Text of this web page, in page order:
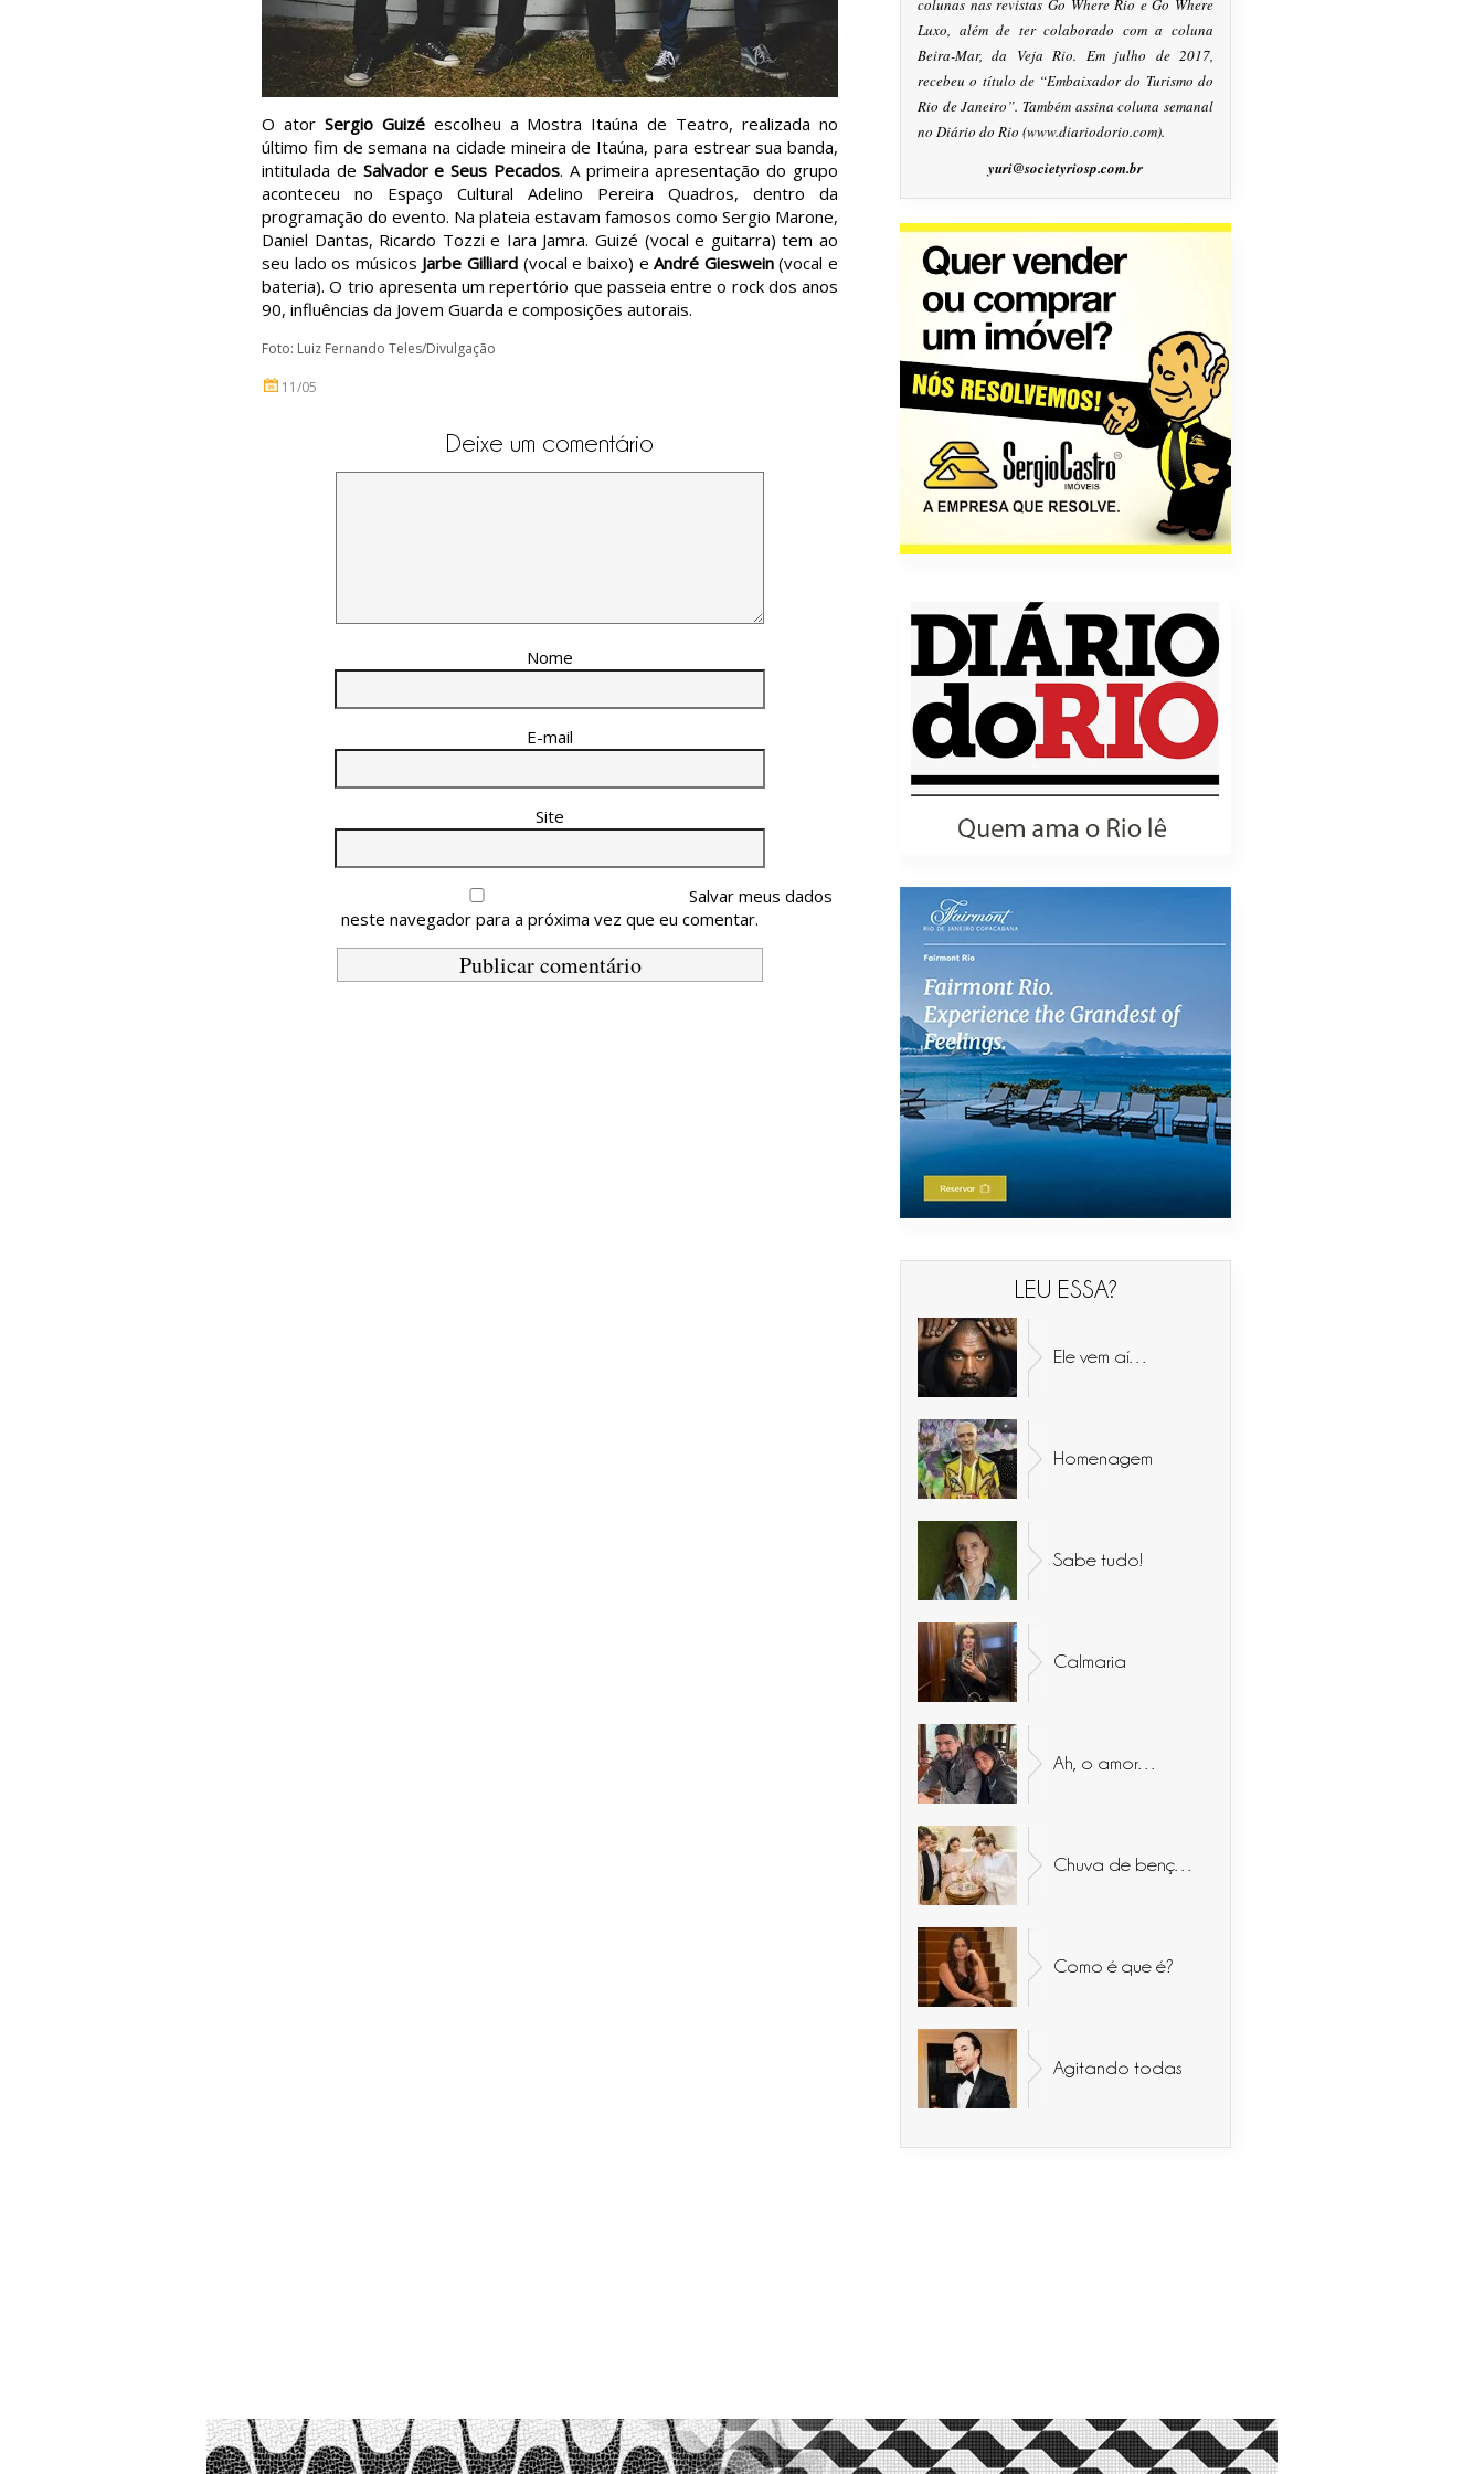
O ator Sergio Guizéescolheu a Mostra Itaúna de Teatro, realizada no
último fim de semana na cidade mineira de Itaúna, para estrear sua banda,
intitulada de Salvador e Seus Pecados. A primeira apresentação do grupo
aconteceu no Espaço Cultural Adelino Pereira Quadros, dentro da
programação do evento. Na plateia estavam famosos como Sergio Marone,
Daniel Dantas, Ricardo Tozzi e Iara Jamra. Guizé (vocal e guitarra) tem ao
seu lado os músicos Jarbe Gilliard (vocal e baixo) eAndré Gieswein(vocal e
bateria). O trio apresenta um repertório que passeia entre o rock dos anos
90, influências da Jovem Guarda e composições autorais.
Foto: Luiz Fernando Teles/Divulgação
11/05
Deixe um comentário
Nome
E-mail
Site
Salvar meus dados
neste navegador para a próxima vez que eu comentar.
colunas nas revistas Go Where Rio e Go Where
Luxo, além de ter colaborado com a coluna
Beira-Mar, da Veja Rio. Em julho de 2017,
recebeu o título de “Embaixador do Turismo do
Rio de Janeiro”. Também assina coluna semanal
no Diário do Rio (www.diariodorio.com).
yuri@societyriosp.com.br
LEU ESSA?
Ele vem aí…
Homenagem
Sabe tudo!
Calmaria
Ah, o amor…
Como é que é?
Agitando todas